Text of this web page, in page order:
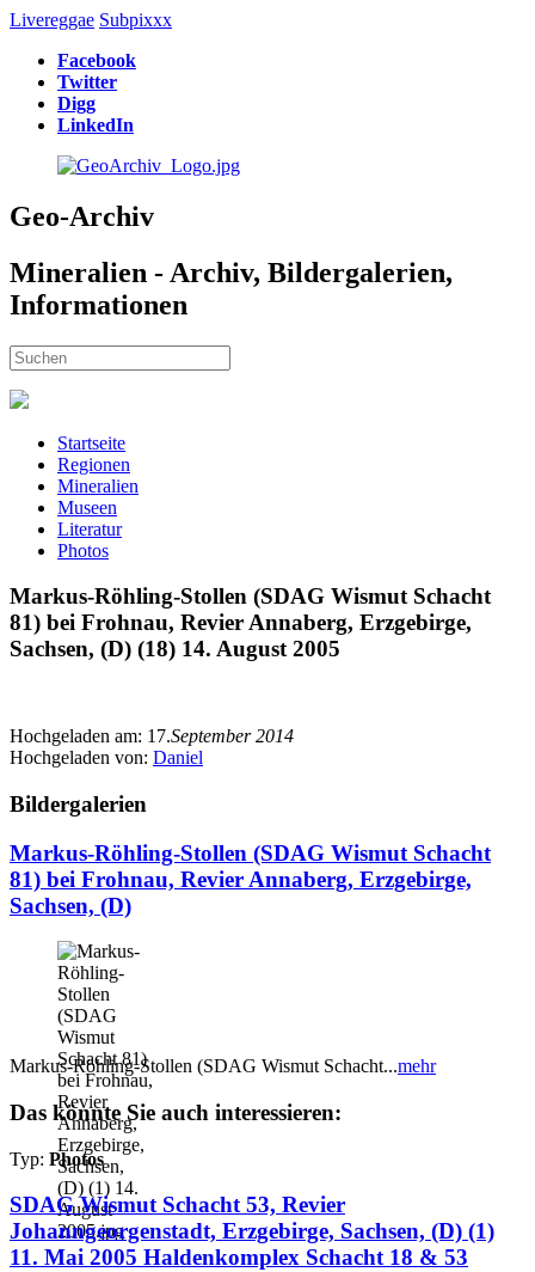
Livereggae Subpixxx
Facebook
Twitter
Digg
LinkedIn
Geo-Archiv
Mineralien - Archiv, Bildergalerien,
Informationen
Startseite
Regionen
Mineralien
Museen
Literatur
Photos
Markus-Röhling-Stollen (SDAG Wismut Schacht
81) bei Frohnau, Revier Annaberg, Erzgebirge,
Sachsen, (D) (18) 14. August 2005
Hochgeladen am: 17.September 2014
Hochgeladen von: Daniel
Bildergalerien
Markus-Röhling-Stollen (SDAG Wismut Schacht
81) bei Frohnau, Revier Annaberg, Erzgebirge,
Sachsen, (D)
Markus-Röhling-Stollen (SDAG Wismut Schacht...mehr
Das könnte Sie auch interessieren:
Typ: Photos
SDAG Wismut Schacht 53, Revier
Johanngeorgenstadt, Erzgebirge, Sachsen, (D) (1)
11. Mai 2005 Haldenkomplex Schacht 18 & 53